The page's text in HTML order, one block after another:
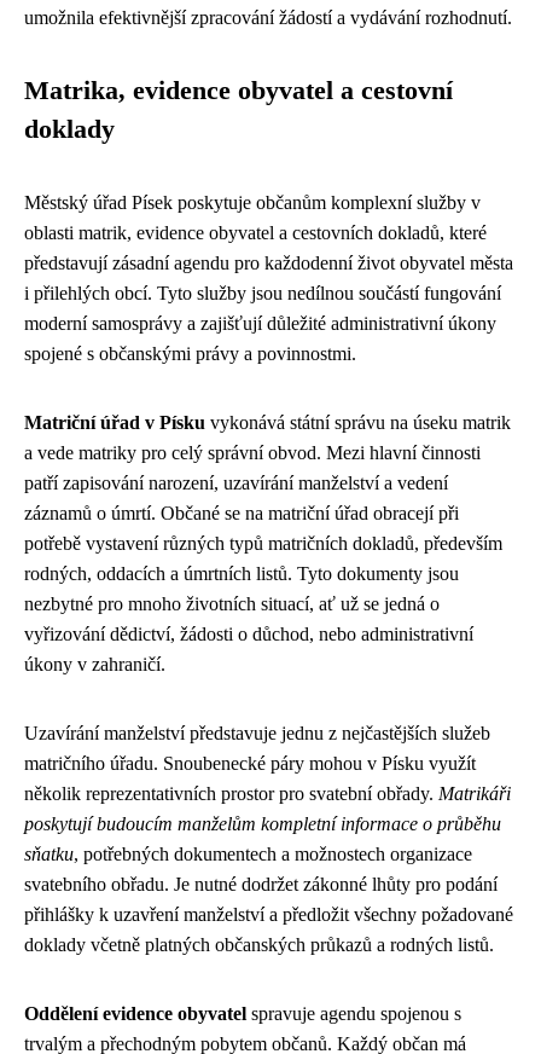
umožnila efektivnější zpracování žádostí a vydávání rozhodnutí.
Matrika, evidence obyvatel a cestovní
doklady
Městský úřad Písek poskytuje občanům komplexní služby v
oblasti matrik, evidence obyvatel a cestovních dokladů, které
představují zásadní agendu pro každodenní život obyvatel města
i přilehlých obcí. Tyto služby jsou nedílnou součástí fungování
moderní samosprávy a zajišťují důležité administrativní úkony
spojené s občanskými právy a povinnostmi.
Matriční úřad v Písku vykonává státní správu na úseku matrik
a vede matriky pro celý správní obvod. Mezi hlavní činnosti
patří zapisování narození, uzavírání manželství a vedení
záznamů o úmrtí. Občané se na matriční úřad obracejí při
potřebě vystavení různých typů matričních dokladů, především
rodných, oddacích a úmrtních listů. Tyto dokumenty jsou
nezbytné pro mnoho životních situací, ať už se jedná o
vyřizování dědictví, žádosti o důchod, nebo administrativní
úkony v zahraničí.
Uzavírání manželství představuje jednu z nejčastějších služeb
matričního úřadu. Snoubenecké páry mohou v Písku využít
několik reprezentativních prostor pro svatební obřady. Matrikáři
poskytují budoucím manželům kompletní informace o průběhu
sňatku, potřebných dokumentech a možnostech organizace
svatebního obřadu. Je nutné dodržet zákonné lhůty pro podání
přihlášky k uzavření manželství a předložit všechny požadované
doklady včetně platných občanských průkazů a rodných listů.
Oddělení evidence obyvatel spravuje agendu spojenou s
trvalým a přechodným pobytem občanů. Každý občan má